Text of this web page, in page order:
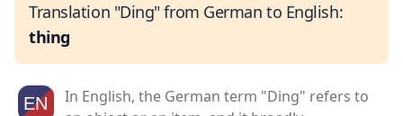
Translation "Ding" from German to English:
thing
In English, the German term "Ding" refers to